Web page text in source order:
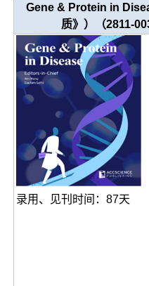
Gene & Protein in
质》）（2811-
录用、见刊时间：87天